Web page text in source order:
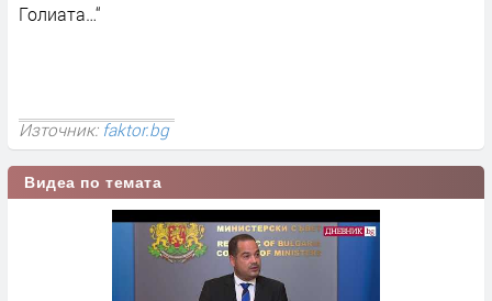
Голиата…“
Източник:faktor.bg
Видеа по темата